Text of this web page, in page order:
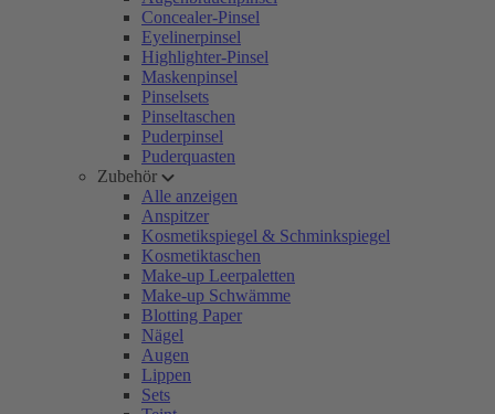
Concealer-Pinsel
Eyelinerpinsel
Highlighter-Pinsel
Maskenpinsel
Pinselsets
Pinseltaschen
Puderpinsel
Puderquasten
Zubehör
Alle anzeigen
Anspitzer
Kosmetikspiegel & Schminkspiegel
Kosmetiktaschen
Make-up Leerpaletten
Make-up Schwämme
Blotting Paper
Nägel
Augen
Lippen
Sets